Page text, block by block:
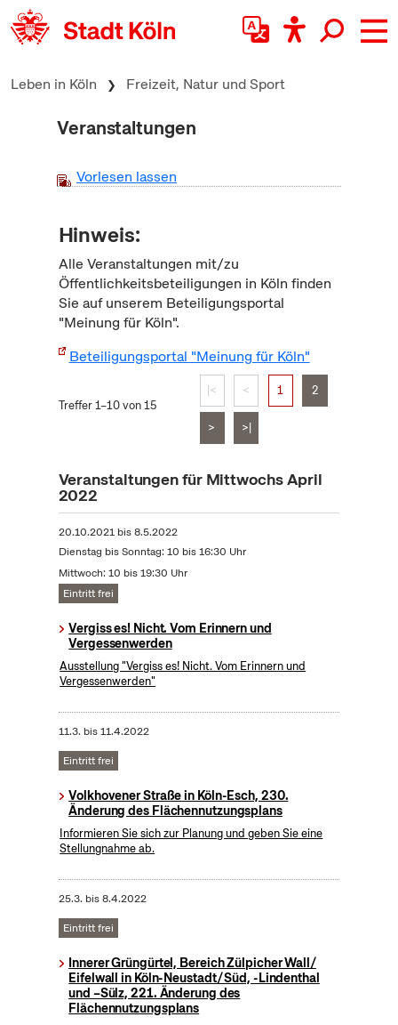
zum Inhalt springen
Leben in Köln Freizeit, Natur und Sport
Veranstaltungen
Vorlesen lassen
Hinweis:
Alle Veranstaltungen mit/zu
Öffentlichkeitsbeteiligungen in Köln finden
Sie auf unserem Beteiligungsportal
"Meinung für Köln".
Beteiligungsportal "Meinung für Köln"
Treffer 1–10 von 15
|< < 1 2
> >|
Veranstaltungen für Mittwochs April
2022
20.10.2021bis8.5.2022
Dienstag bis Sonntag: 10 bis 16:30 Uhr
Mittwoch: 10 bis 19:30 Uhr
Eintritt frei
Vergiss es! Nicht. Vom Erinnern und
Vergessenwerden
Ausstellung "Vergiss es! Nicht. Vom Erinnern und
Vergessenwerden"
11.3. bis11.4.2022
Eintritt frei
Volkhovener Straße in Köln-Esch, 230.
Änderung des Flächennutzungsplans
Informieren Sie sich zur Planung und geben Sie eine
Stellungnahme ab.
25.3. bis8.4.2022
Eintritt frei
Innerer Grüngürtel, Bereich Zülpicher Wall/
Eifelwall in Köln-Neustadt/ Süd, -Lindenthal
und –Sülz, 221. Änderung des
Flächennutzungsplans